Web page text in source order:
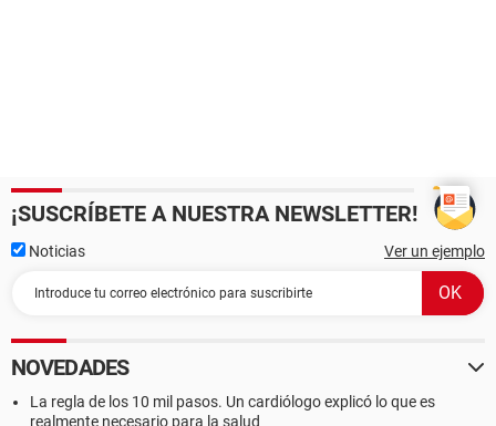
¡SUSCRÍBETE A NUESTRA NEWSLETTER!
Noticias Ver un ejemplo
NOVEDADES
La regla de los 10 mil pasos. Un cardiólogo explicó lo que es
realmente necesario para la salud